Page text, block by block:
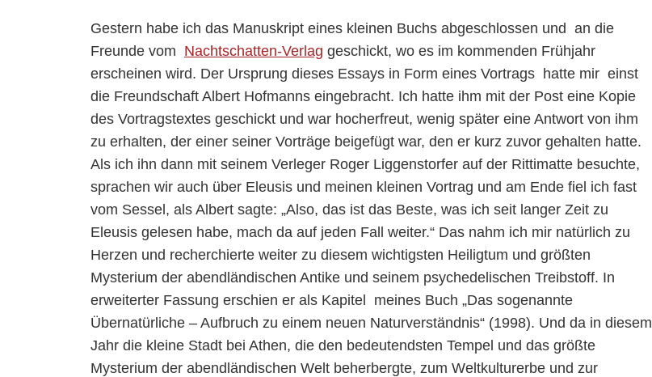
Gestern habe ich das Manuskript eines kleinen Buchs abgeschlossen und an die
Freunde vom Nachtschatten-Verlag geschickt, wo es im kommenden Frühjahr
erscheinen wird. Der Ursprung dieses Essays in Form eines Vortrags hatte mir einst
die Freundschaft Albert Hofmanns eingebracht. Ich hatte ihm mit der Post eine Kopie
des Vortragstextes geschickt und war hocherfreut, wenig später eine Antwort von ihm
zu erhalten, der einer seiner Vorträge beigefügt war, den er kurz zuvor gehalten hatte.
Als ich ihn dann mit seinem Verleger Roger Liggenstorfer auf der Rittimatte besuchte,
sprachen wir auch über Eleusis und meinen kleinen Vortrag und am Ende fiel ich fast
vom Sessel, als Albert sagte: „Also, das ist das Beste, was ich seit langer Zeit zu
Eleusis gelesen habe, mach da auf jeden Fall weiter.“ Das nahm ich mir natürlich zu
Herzen und recherchierte weiter zu diesem wichtigsten Heiligtum und größten
Mysterium der abendländischen Antike und seinem psychedelischen Treibstoff. In
erweiterter Fassung erschien er als Kapitel meines Buch „Das sogenannte
Übernatürliche – Aufbruch zu einem neuen Naturverständnis“ (1998). Und da in diesem
Jahr die kleine Stadt bei Athen, die den bedeutendsten Tempel und das größte
Mysterium der abendländischen Welt beherbergte, zum Weltkulturerbe und zur